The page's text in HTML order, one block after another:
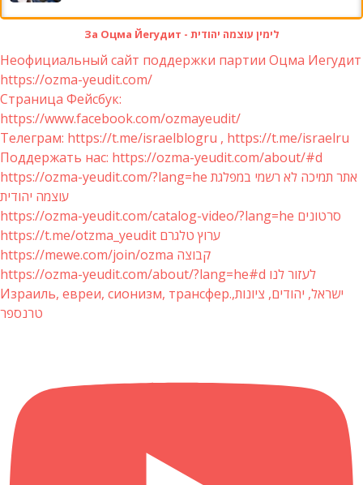
За Оцма Йегудит - לימין עוצמה יהודית
Неофициальный сайт поддержки партии Оцма Иегудит
https://ozma-yeudit.com/
Страница Фейсбук:
https://www.facebook.com/ozmayeudit/
Телеграм: https://t.me/israelblogru , https://t.me/israelru
Поддержать нас: https://ozma-yeudit.com/about/#d
https://ozma-yeudit.com/?lang=he אתר תמיכה לא רשמי במפלגת
עוצמה יהודית
https://ozma-yeudit.com/catalog-video/?lang=he סרטונים
https://t.me/otzma_yeudit ערוץ טלגרם
https://mewe.com/join/ozma קבוצה
https://ozma-yeudit.com/about/?lang=he#d לעזור לנו
Израиль, евреи, сионизм, трансфер.ישראל, יהודים, ציונות,
טרנספר